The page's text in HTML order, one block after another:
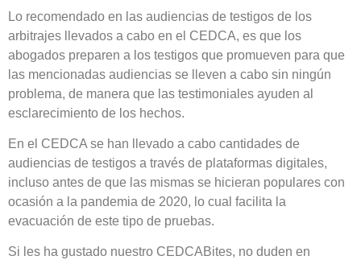
Lo recomendado en las audiencias de testigos de los
arbitrajes llevados a cabo en el CEDCA, es que los
abogados preparen a los testigos que promueven para que
las mencionadas audiencias se lleven a cabo sin ningún
problema, de manera que las testimoniales ayuden al
esclarecimiento de los hechos.
En el CEDCA se han llevado a cabo cantidades de
audiencias de testigos a través de plataformas digitales,
incluso antes de que las mismas se hicieran populares con
ocasión a la pandemia de 2020, lo cual facilita la
evacuación de este tipo de pruebas.
Si les ha gustado nuestro CEDCABites, no duden en